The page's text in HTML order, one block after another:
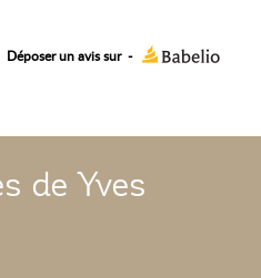
Déposer un avis sur -
de Yves